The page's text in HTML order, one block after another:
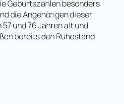
Geburtszahlen besonders
die Angehörigen dieser
und 76 Jahren alt und
bereits den Ruhestand